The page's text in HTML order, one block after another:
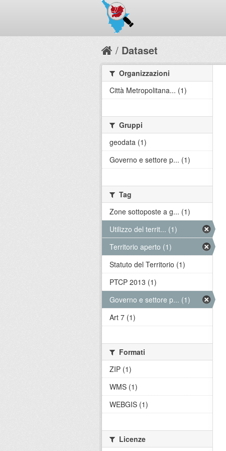
Dataset
Organizzazioni
Città Metropolitana... (1)
Gruppi
geodata (1)
Governo e settore p... (1)
Tag
Zone sottoposte a g... (1)
Utilizzo del territ... (1)
Territorio aperto (1)
Statuto del Territorio (1)
PTCP 2013 (1)
Governo e settore p... (1)
Art 7 (1)
Formati
ZIP (1)
WMS (1)
WEBGIS (1)
Licenze